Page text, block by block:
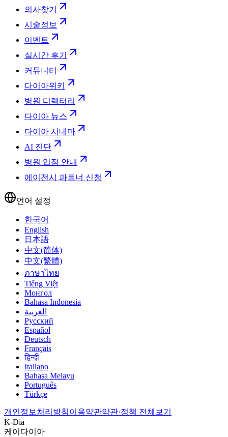
의사찾기
시술정보
이벤트
실시간 후기
커뮤니티
다이아위키
병원 디렉터리
다이아 뉴스
다이아 시네마
AI 진단
병원 입점 안내
에이전시 파트너 신청
언어 설정
한국어
English
日本語
中文(简体)
中文(繁體)
ภาษาไทย
Tiếng Việt
Монгол
Bahasa Indonesia
العربية
Русский
Español
Deutsch
Français
हिन्दी
Italiano
Bahasa Melayu
Português
Türkçe
개인정보처리방침이용약관약관·정책 전체보기
K-Dia
케이다이아